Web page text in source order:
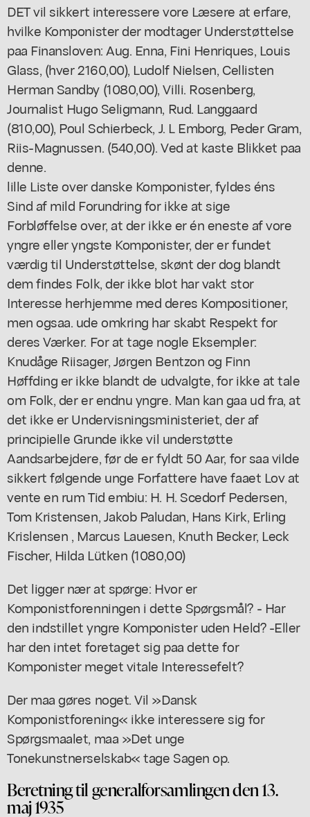
DET vil sikkert interessere vore Læsere at erfare,
hvilke Komponister der modtager Understøttelse
paa Finansloven: Aug. Enna, Fini Henriques, Louis
Glass, (hver 2160,00), Ludolf Nielsen, Cellisten
Herman Sandby (1080,00), Villi. Rosenberg,
Journalist Hugo Seligmann, Rud. Langgaard
(810,00), Poul Schierbeck, J. L Emborg, Peder Gram,
Riis-Magnussen. (540,00). Ved at kaste Blikket paa
denne.
lille Liste over danske Komponister, fyldes éns
Sind af mild Forundring for ikke at sige
Forbløffelse over, at der ikke er én eneste af vore
yngre eller yngste Komponister, der er fundet
værdig til Understøttelse, skønt der dog blandt
dem findes Folk, der ikke blot har vakt stor
Interesse herhjemme med deres Kompositioner,
men ogsaa. ude omkring har skabt Respekt for
deres Værker. For at tage nogle Eksempler:
Knudåge Riisager, Jørgen Bentzon og Finn
Høffding er ikke blandt de udvalgte, for ikke at tale
om Folk, der er endnu yngre. Man kan gaa ud fra, at
det ikke er Undervisningsministeriet, der af
principielle Grunde ikke vil understøtte
Aandsarbejdere, før de er fyldt 50 Aar, for saa vilde
sikkert følgende unge Forfattere have faaet Lov at
vente en rum Tid embiu: H. H. Scedorf Pedersen,
Tom Kristensen, Jakob Paludan, Hans Kirk, Erling
Krislensen , Marcus Lauesen, Knuth Becker, Leck
Fischer, Hilda Lütken (1080,00)
Det ligger nær at spørge: Hvor er
Komponistforenningen i dette Spørgsmål? - Har
den indstillet yngre Komponister uden Held? -Eller
har den intet foretaget sig paa dette for
Komponister meget vitale Interessefelt?
Der maa gøres noget. Vil »Dansk
Komponistforening« ikke interessere sig for
Spørgsmaalet, maa »Det unge
Tonekunstnerselskab« tage Sagen op.
Beretning til generalforsamlingen den 13.
maj 1935